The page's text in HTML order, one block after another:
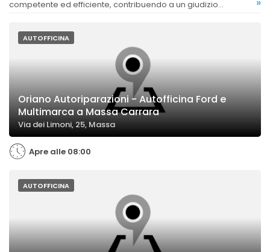
competente ed efficiente, contribuendo a un giudizio
AUTOFFICINA
Oriano Autoriparazioni - Autofficina Ford e
Multimarca a Massa Carrara
Via dei Limoni, 25, Massa
Apre alle 08:00
AUTOFFICINA